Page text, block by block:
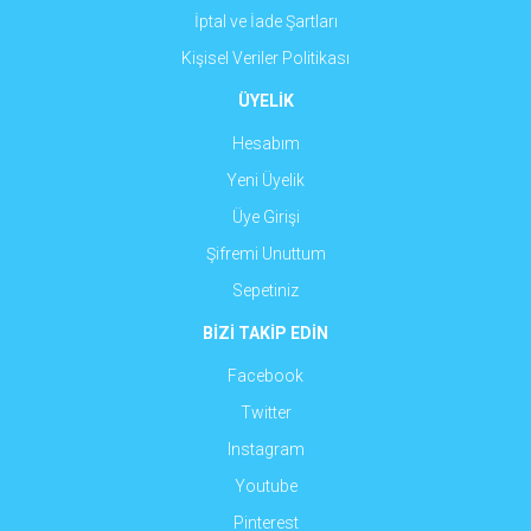
İptal ve İade Şartları
Kişisel Veriler Politikası
ÜYELİK
Hesabım
Yeni Üyelik
Üye Girişi
Şifremi Unuttum
Sepetiniz
BİZİ TAKİP EDİN
Facebook
Twitter
Instagram
Youtube
Pinterest